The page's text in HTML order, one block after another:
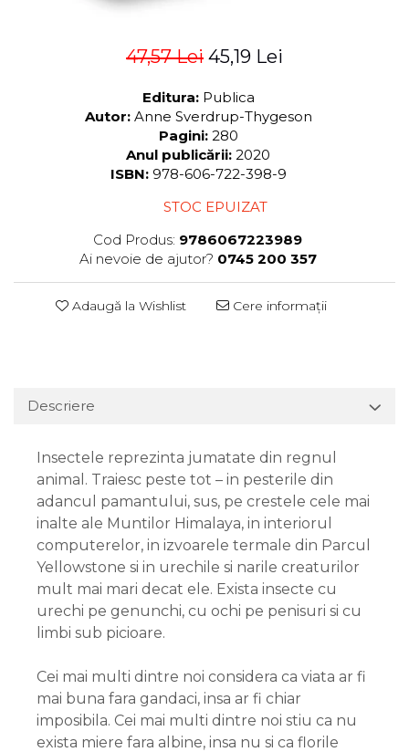
47,57 Lei 45,19 Lei
Editura: Publica
Autor: Anne Sverdrup-Thygeson
Pagini: 280
Anul publicării: 2020
ISBN: 978-606-722-398-9
STOC EPUIZAT
Cod Produs: 9786067223989
Ai nevoie de ajutor? 0745 200 357
Adaugă la Wishlist Cere informații
Descriere
Insectele reprezinta jumatate din regnul
animal. Traiesc peste tot – in pesterile din
adancul pamantului, sus, pe crestele cele mai
inalte ale Muntilor Himalaya, in interiorul
computerelor, in izvoarele termale din Parcul
Yellowstone si in urechile si narile creaturilor
mult mai mari decat ele. Exista insecte cu
urechi pe genunchi, cu ochi pe penisuri si cu
limbi sub picioare.
Cei mai multi dintre noi considera ca viata ar fi
mai buna fara gandaci, insa ar fi chiar
imposibila. Cei mai multi dintre noi stiu ca nu
exista miere fara albine, insa nu si ca florile